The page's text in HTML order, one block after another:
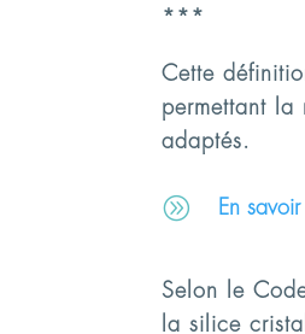
***
Cette
permettant la
adaptés.
A En
Selon le
la silice